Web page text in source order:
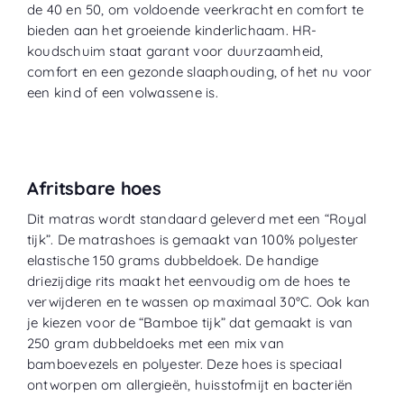
de 40 en 50, om voldoende veerkracht en comfort te
bieden aan het groeiende kinderlichaam. HR-
koudschuim staat garant voor duurzaamheid,
comfort en een gezonde slaaphouding, of het nu voor
een kind of een volwassene is.
Afritsbare hoes
Dit matras wordt standaard geleverd met een “Royal
tijk”. De matrashoes is gemaakt van 100% polyester
elastische 150 grams dubbeldoek. De handige
driezijdige rits maakt het eenvoudig om de hoes te
verwijderen en te wassen op maximaal 30°C. Ook kan
je kiezen voor de “Bamboe tijk” dat gemaakt is van
250 gram dubbeldoeks met een mix van
bamboevezels en polyester. Deze hoes is speciaal
ontworpen om allergieën, huisstofmijt en bacteriën